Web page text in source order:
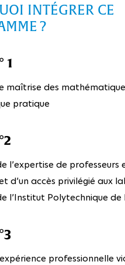
INTÉGRER CE
?
1
maîtrise des
pratique
l’expertise de professeurs
d’un accès privilégié aux
l’Institut Polytechnique de
professionnelle